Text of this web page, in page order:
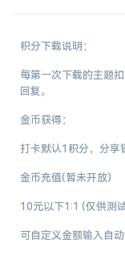
积分下载说明：
每第一次下载的主题
回复。
金币获得：
打卡默认1积分，分享
金币充值(暂未开放)
10元以下1:1 (仅供测
可自定义金额输入自